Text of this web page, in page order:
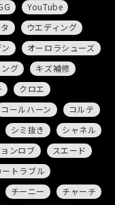
YouTube
ウエディング
オーロラシューズ
グ
キズ補修
クロエ
コールハーン
コルテ
シミ抜き
シャネル
ンロブ
スエード
ートラブル
チーニー
チャーチ